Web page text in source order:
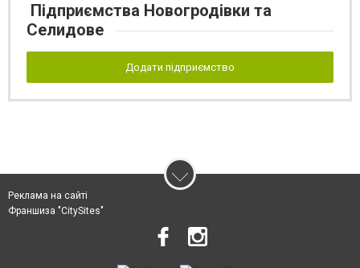
Підприємства Новогродівки та
Селидове
Додати підприємство
Реклама на сайті
Франшиза "CitySites"